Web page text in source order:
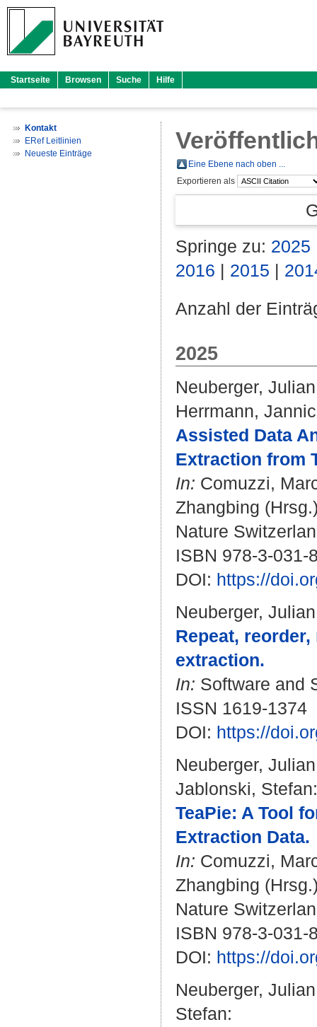
Startseite Browsen Suche Hilfe
Kontakt
ERef Leitlinien
Neueste Einträge
Eine Ebene nach oben ...
Exportieren als
Springe zu: 2025
2016 | 2015 |
Anzahl der
2025
Neuberger, Julian
Herrmann, Jannic
Assisted Data
Extraction from
In: Comuzzi,
Zhangbing
Nature
ISBN 978-3-031-
DOI: https://
Neuberger, Julian
Repeat,
extraction.
In: Software and
ISSN 1619-1374
DOI: https://
Neuberger, Julian
Jablonski, Stefan:
TeaPie: A Tool
Extraction Data.
In: Comuzzi,
Zhangbing
Nature
ISBN 978-3-031-
DOI: https://
Neuberger, Julian
Stefan: